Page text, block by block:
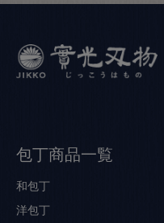
包丁商品一覧
和包丁
洋包丁